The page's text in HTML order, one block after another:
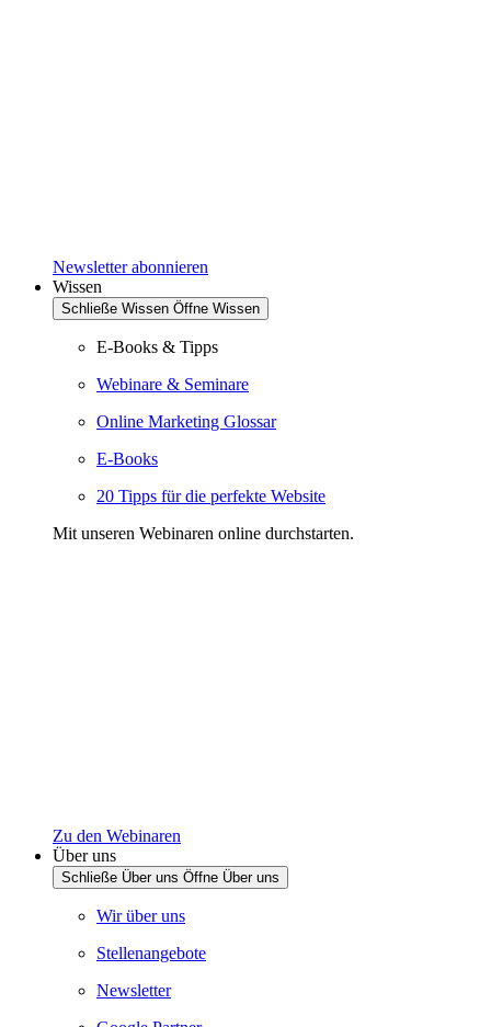
Newsletter abonnieren
Wissen
Schließe Wissen Öffne Wissen
E-Books & Tipps
Webinare & Seminare
Online Marketing Glossar
E-Books
20 Tipps für die perfekte Website
Mit unseren Webinaren online durchstarten.
Zu den Webinaren
Über uns
Schließe Über uns Öffne Über uns
Wir über uns
Stellenangebote
Newsletter